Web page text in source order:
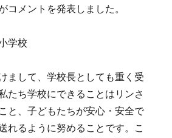
コメントを発表しました。
学校
まして、学校長としても重く受
たち学校にできることはリンさ
と、子どもたちが安心・安全で
れるように努めることです。こ